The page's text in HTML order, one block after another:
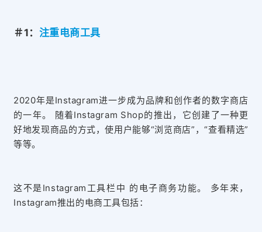
＃1： 注重电商工具
2020年是Instagram进一步成为品牌和创作者的数字商店
的一年。 随着Instagram Shop的推出，它创建了一种更
好地发现商品的方式，使用户能够“浏览商店”，“查看精选”
等等。
这不是Instagram工具栏中 的电子商务功能。 多年来，
Instagram推出的电商工具包括：